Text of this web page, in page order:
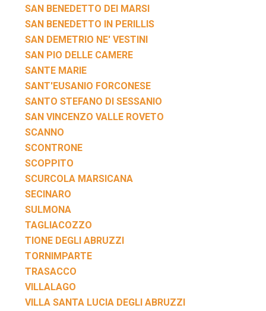
SAN BENEDETTO DEI MARSI
SAN BENEDETTO IN PERILLIS
SAN DEMETRIO NE' VESTINI
SAN PIO DELLE CAMERE
SANTE MARIE
SANT'EUSANIO FORCONESE
SANTO STEFANO DI SESSANIO
SAN VINCENZO VALLE ROVETO
SCANNO
SCONTRONE
SCOPPITO
SCURCOLA MARSICANA
SECINARO
SULMONA
TAGLIACOZZO
TIONE DEGLI ABRUZZI
TORNIMPARTE
TRASACCO
VILLALAGO
VILLA SANTA LUCIA DEGLI ABRUZZI